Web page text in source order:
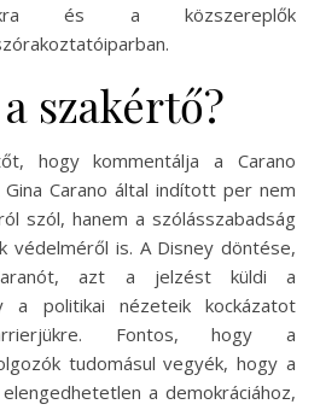
és a közszereplők
szakértő?
hogy kommentálja a Carano
Carano által indított per nem
szól, hanem a szólásszabadság
védelméről is. A Disney döntése,
azt a jelzést küldi a
a politikai nézeteik kockázatot
Fontos, hogy a
tudomásul vegyék, hogy a
a demokráciához,